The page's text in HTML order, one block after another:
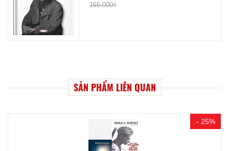
165.000₫
SẢN PHẨM LIÊN QUAN
- 25%